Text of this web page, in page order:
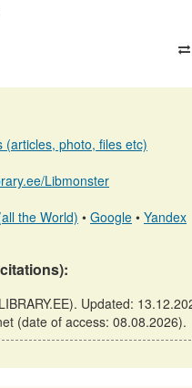
photo, files etc)
Libmonster
the World) • Google • Yandex
Updated:
(date of access: 08.08.2026).